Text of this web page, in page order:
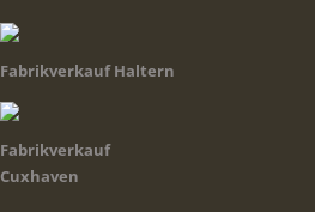
Fabrikverkauf Haltern
Fabrikverkauf
Cuxhaven